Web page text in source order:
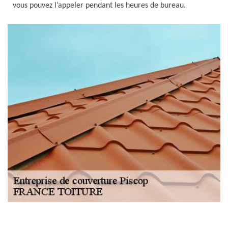
vous pouvez l’appeler pendant les heures de bureau.